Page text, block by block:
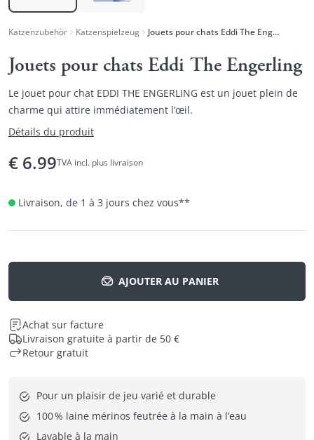
Katzenzubehör Katzenspielzeug Jouets pour chats Eddi The Engerling
Jouets pour chats Eddi The Engerling
Le jouet pour chat EDDI THE ENGERLING est un jouet plein de
charme qui attire immédiatement l’œil.
Détails du produit
€ 6.99TVA incl. plus livraison
Livraison, de 1 à 3 jours chez vous**
AJOUTER AU PANIER
Achat sur facture
Livraison gratuite à partir de 50 €
Retour gratuit
Pour un plaisir de jeu varié et durable
100 % laine mérinos feutrée à la main à l’eau
Lavable à la main